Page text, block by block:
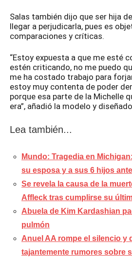
Salas también dijo que ser hija
llegar a perjudicarla, pues es
comparaciones y críticas.
“Estoy expuesta a que me esté
estén criticando, no me puedo
me ha costado trabajo para
estoy muy contenta de poder
porque esa parte de la Michelle
era”, añadió la modelo y
Lea también...
Mundo: Tragedia en
su esposa y a sus 6 hijos
Se revela la causa de la
Affleck tras cumplirse su
Abuela de Kim Kardashian
pulmón
Anuel AA rompe el silencio y
tajantemente rumores sobre